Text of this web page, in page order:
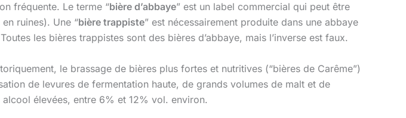
fréquente. Le terme “bière d’abbaye” est un label commercial qui peut être
ruines). Une “bière trappiste” est nécessairement produite dans une abbaye
les bières trappistes sont des bières d’abbaye, mais l’inverse est faux.
le brassage de bières plus fortes et nutritives (“bières de Carême”)
de levures de fermentation haute, de grands volumes de malt et de
élevées, entre 6% et 12% vol. environ.